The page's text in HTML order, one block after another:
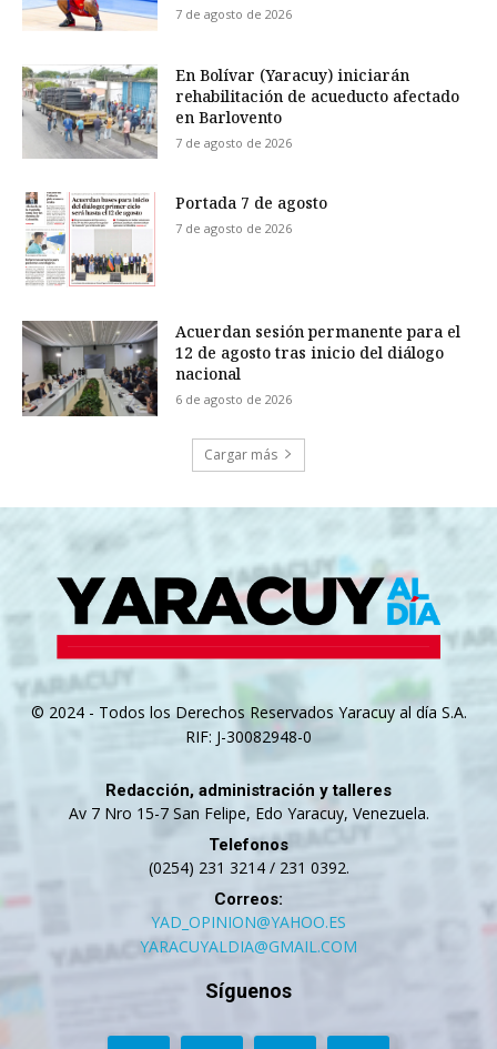
7 de agosto de 2026
En Bolívar (Yaracuy) iniciarán
rehabilitación de acueducto afectado
en Barlovento
7 de agosto de 2026
Portada 7 de agosto
7 de agosto de 2026
Acuerdan sesión permanente para el
12 de agosto tras inicio del diálogo
nacional
6 de agosto de 2026
Cargar más
© 2024 - Todos los Derechos Reservados Yaracuy al día S.A.
RIF: J-30082948-0
Redacción, administración y talleres
Av 7 Nro 15-7 San Felipe, Edo Yaracuy, Venezuela.
Telefonos
(0254) 231 3214 / 231 0392.
Correos:
YAD_OPINION@YAHOO.ES
YARACUYALDIA@GMAIL.COM
Síguenos